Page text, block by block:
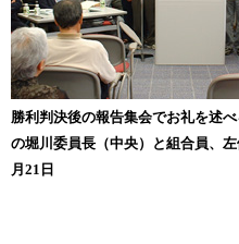
勝利判決後の報告集会でお礼を述
の堀川委員長（中央）と組合員、
月21日